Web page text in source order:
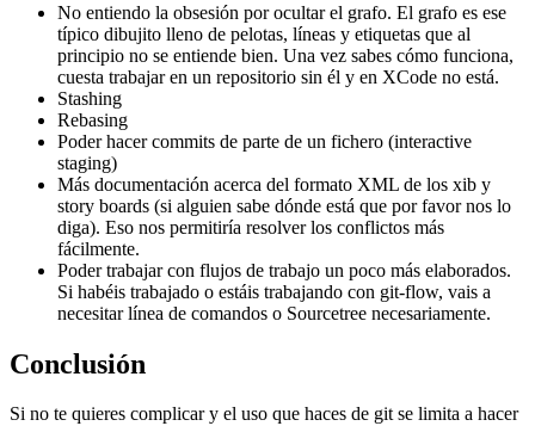
No entiendo la obsesión por ocultar el grafo. El grafo es ese
típico dibujito lleno de pelotas, líneas y etiquetas que al
principio no se entiende bien. Una vez sabes cómo funciona,
cuesta trabajar en un repositorio sin él y en XCode no está.
Stashing
Rebasing
Poder hacer commits de parte de un fichero (interactive
staging)
Más documentación acerca del formato XML de los xib y
story boards (si alguien sabe dónde está que por favor nos lo
diga). Eso nos permitiría resolver los conflictos más
fácilmente.
Poder trabajar con flujos de trabajo un poco más elaborados.
Si habéis trabajado o estáis trabajando con git-flow, vais a
necesitar línea de comandos o Sourcetree necesariamente.
Conclusión
Si no te quieres complicar y el uso que haces de git se limita a hacer